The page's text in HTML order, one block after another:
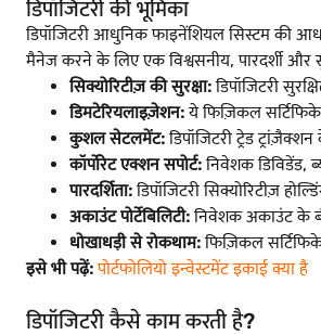
डिपॉजिटरी की भूमिका
डिपॉजिटरी आधुनिक फाइनेंशियल सिस्टम की
मैनेज करने के लिए एक विश्वसनीय, पारदर्शी और
सिक्योरिटीज़ की सुरक्षा:डिपॉजिटरी
डिमटेरियलाइज़ेशन:ये फिज़िकल
कुशल सेटलमेंट:डिपॉजिटरी ट्रेड
कॉर्पोरेट एक्शन सपोर्ट:निवेशक डिविडेंड,
पारदर्शिता:डिपॉजिटरी सिक्योरिटीज़
अकाउंट पोर्टेबिलिटी:निवेशक अकाउंट के
धोखाधड़ी से रोकथाम:फिज़िकल
इसे भी पढ़ें: पोर्टफोलियो इन्वेस्टमेंट इकाई क्या है
डिपॉजिटरी कैसे काम करती है?